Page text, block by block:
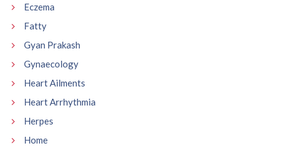
Eczema
Fatty
Gyan Prakash
Gynaecology
Heart Ailments
Heart Arrhythmia
Herpes
Home